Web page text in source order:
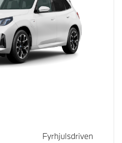
Fyrhjulsdriven